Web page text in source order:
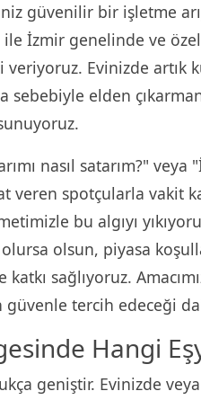
güvenilir bir işletme
ile İzmir genelinde ve
veriyoruz. Evinizde artık
sebebiyle elden
nasıl satarım?"
veren spotçularla vakit
bu algıyı
olsun, piyasa
sağlıyoruz.
tercih edeceği
Hangi
geniştir. Evinizde